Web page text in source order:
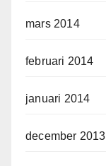
mars 2014
februari 2014
januari 2014
december 2013